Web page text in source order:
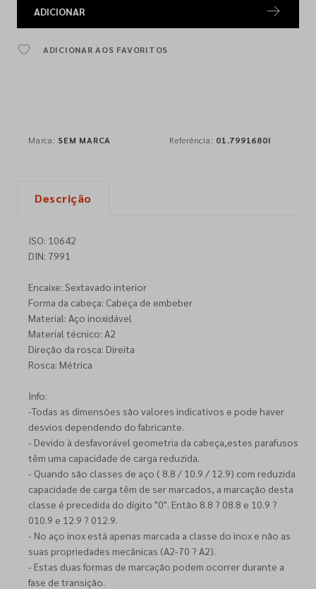
ADICIONAR
ADICIONAR AOS FAVORITOS
Marca: SEM MARCA Referência: 01.7991680I
Descrição
ISO: 10642
DIN: 7991
Encaixe: Sextavado interior
Forma da cabeça: Cabeça de embeber
Material: Aço inoxidável
Material técnico: A2
Direção da rosca: Direita
Rosca: Métrica
Info:
-Todas as dimensões são valores indicativos e pode haver
desvios dependendo do fabricante.
- Devido à desfavorável geometria da cabeça,estes parafusos
têm uma capacidade de carga reduzida.
- Quando são classes de aço ( 8.8 / 10.9 / 12.9) com reduzida
capacidade de carga têm de ser marcados, a marcação desta
classe é precedida do dígito "0". Então 8.8 ? 08.8 e 10.9 ?
010.9 e 12.9 ? 012.9.
- No aço inox está apenas marcada a classe do inox e não as
suas propriedades mecânicas (A2-70 ? A2).
- Estas duas formas de marcação podem ocorrer durante a
fase de transição.